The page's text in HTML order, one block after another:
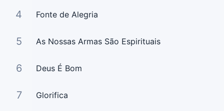
4 Fonte de Alegria
5 As Nossas Armas São Espirituais
6 Deus É Bom
7 Glorifica